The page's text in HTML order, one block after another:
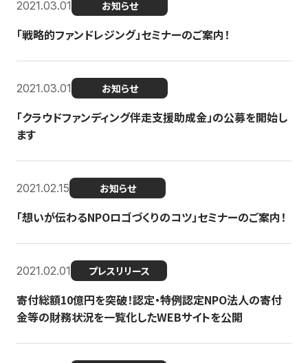
2021.03.01 お知らせ
「戦略的ファンドレジング」セミナーのご案内！
2021.03.01 お知らせ
「クラウドファンディング伴走支援助成金」の公募を開始し
ます
2021.02.15 お知らせ
「想いが伝わるNPOロゴづくりのコツ」セミナーのご案内！
2021.02.01 プレスリリース
寄付総額10億円を突破！認定・特例認定NPO法人の寄付
金等の財務状況を一覧化したWEBサイトを公開